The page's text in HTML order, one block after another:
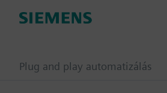
Plug and play automatizálás